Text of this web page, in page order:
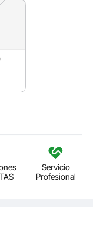
Servicio
Profesional